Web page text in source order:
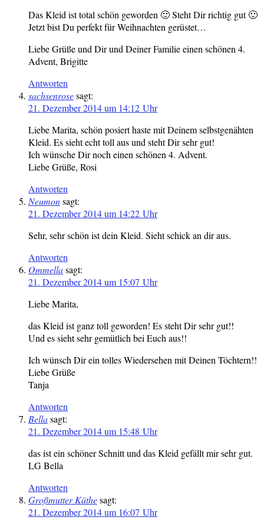
Das Kleid ist total schön geworden 🙂 Steht Dir richtig gut 🙂
Jetzt bist Du perfekt für Weihnachten gerüstet…
Liebe Grüße und Dir und Deiner Familie einen schönen 4.
Advent, Brigitte
Antworten
sachsenrosesagt:
21. Dezember 2014 um 14:12 Uhr
Liebe Marita, schön posiert haste mit Deinem selbstgenähten
Kleid. Es sieht echt toll aus und steht Dir sehr gut!
Ich wünsche Dir noch einen schönen 4. Advent.
Liebe Grüße, Rosi
Antworten
Neumonsagt:
21. Dezember 2014 um 14:22 Uhr
Sehr, sehr schön ist dein Kleid. Sieht schick an dir aus.
Antworten
Ommellasagt:
21. Dezember 2014 um 15:07 Uhr
Liebe Marita,
das Kleid ist ganz toll geworden! Es steht Dir sehr gut!!
Und es sieht sehr gemütlich bei Euch aus!!
Ich wünsch Dir ein tolles Wiedersehen mit Deinen Töchtern!!
Liebe Grüße
Tanja
Antworten
Bellasagt:
21. Dezember 2014 um 15:48 Uhr
das ist ein schöner Schnitt und das Kleid gefällt mir sehr gut.
LG Bella
Antworten
Großmutter Käthesagt:
21. Dezember 2014 um 16:07 Uhr